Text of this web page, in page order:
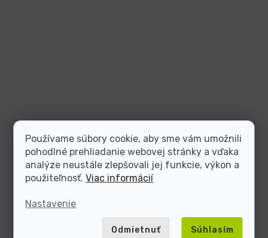
Používame súbory cookie, aby sme vám umožnili
pohodlné prehliadanie webovej stránky a vďaka
analýze neustále zlepšovali jej funkcie, výkon a
použiteľnosť.Viac informácií
Nastavenie
Odmietnuť Súhlasím